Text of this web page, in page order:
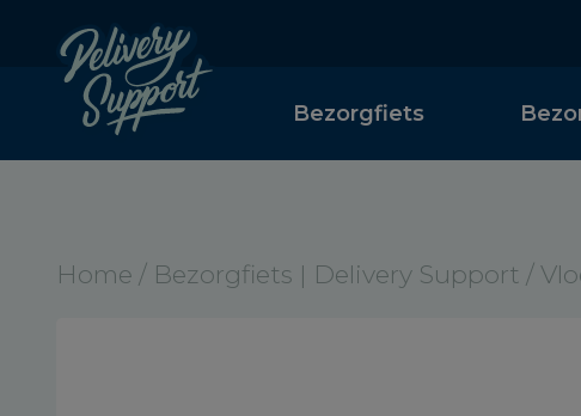
Bezorgfiets
Home / Bezorgfiets | Delivery Support /